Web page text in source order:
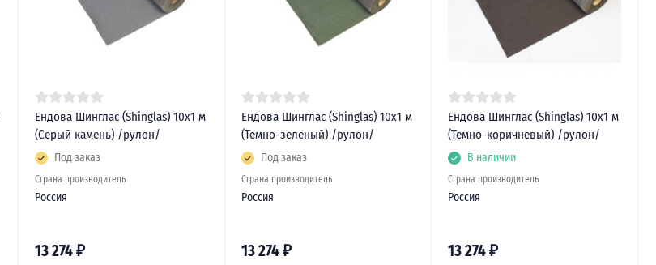
Ендова Шинглас (Shinglas) 10х1 м
(Серый камень) /рулон/
Под заказ
Страна производитель
Россия
13 274₽
Ендова Шинглас (Shinglas) 10х1 м
(Темно-зеленый) /рулон/
Под заказ
Страна производитель
Россия
13 274₽
Ендова Шинглас (Shinglas) 10х1 м
(Темно-коричневый) /рулон/
В наличии
Страна производитель
Россия
13 274₽